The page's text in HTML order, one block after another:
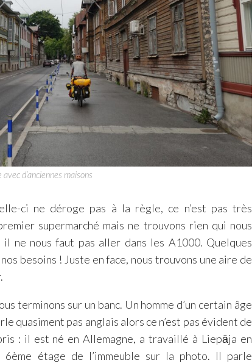
d’anciennes maisons
ci ne déroge pas à la règle, ce n’est pas très
supermarché mais ne trouvons rien qui nous
ne nous faut pas aller dans les A1000. Quelques
besoins ! Juste en face, nous trouvons une aire de
terminons sur un banc. Un homme d’un certain âge
quasiment pas anglais alors ce n’est pas évident de
: il est né en Allemagne, a travaillé à Liepāja en
étage de l’immeuble sur la photo. Il parle